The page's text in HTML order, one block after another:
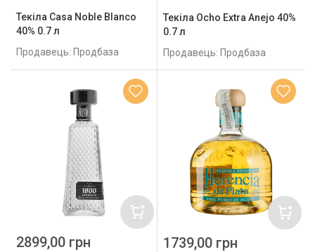
Текіла Casa Noble Blanco
40% 0.7 л
Продавець: Продбаза
Текіла Ocho Extra Anejo 40%
0.7 л
Продавець: Продбаза
2899,00 грн 1739,00 грн